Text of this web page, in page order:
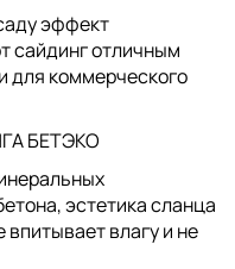
эффект
сайдинг отличным
для коммерческого
БЕТЭКО
эстетика сланца
влагу и не